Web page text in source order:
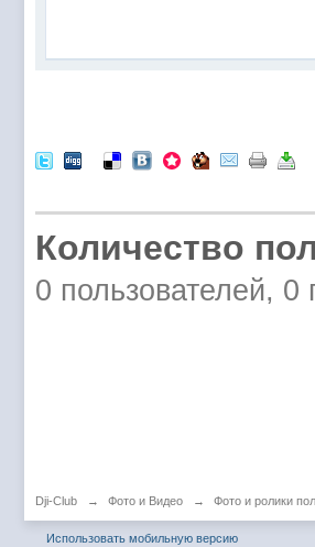
Количество
0 пользователей,
Dji-Club → Фото и Видео → Фото и ролики
Использовать мобильную версию